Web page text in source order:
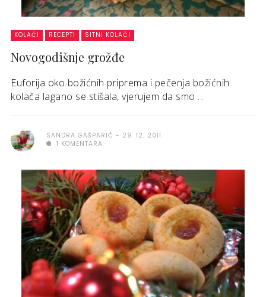
KOLAČI RECEPTI SITNI KOLAČI
Novogodišnje grožđe
Euforija oko božićnih priprema i pečenja božićnih
kolača lagano se stišala, vjerujem da smo ...
SANDRA GAŠPARIĆ
29. 12. 2011.
1 KOMENTARA